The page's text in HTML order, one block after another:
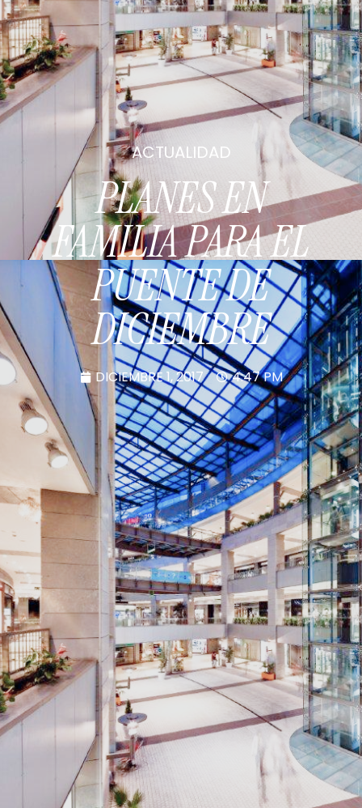
ACTUALIDAD
PLANES EN
FAMILIA PARA EL
PUENTE DE
DICIEMBRE
DICIEMBRE 1, 2017 4:47 PM